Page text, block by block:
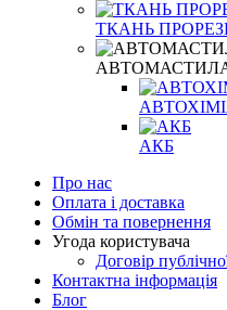
ТКАНЬ
АКБ
Про нас
Оплата і доставка
Обмін та повернення
Угода користувача
Договір
Контактна інформація
Блог